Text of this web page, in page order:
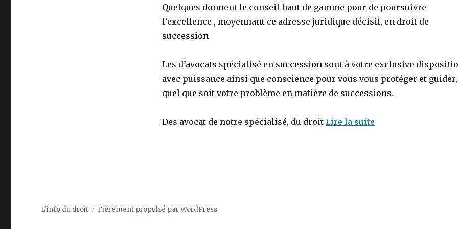
Quelques donnent le conseil haut de gamme pour de poursuivre
l’excellence , moyennant ce adresse juridique décisif, en droit de
succession
Les d’avocats spécialisé en successionsont à votre exclusive
avec puissance ainsi que conscience pour vous vous protéger et guider,
quel que soit votre problème en matière de successions.
Des avocat de notre spécialisé, du droit Lire la suite
L'info du droit Fièrement propulsé par WordPress